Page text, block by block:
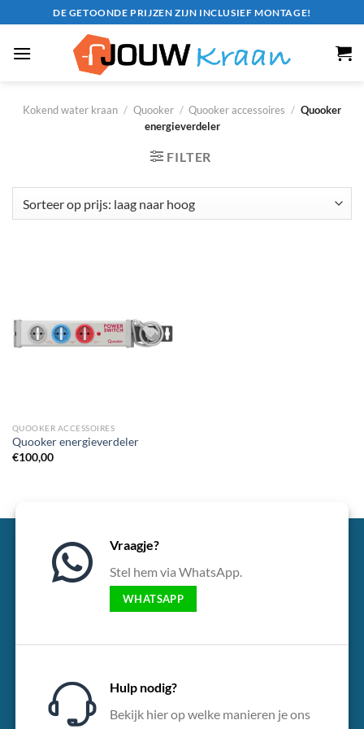
naar
inhoud
DE GETOONDE PRIJZEN ZIJN INCLUSIEF MONTAGE!
Kokend water kraan / Quooker / Quooker accessoires / Quooker
energieverdeler
FILTER
QUOOKER ACCESSOIRES
Quooker energieverdeler
€100,00
Vraagje?
Stel hem via WhatsApp.
WHATSAPP
Hulp nodig?
Bekijk hier op welke manieren je ons